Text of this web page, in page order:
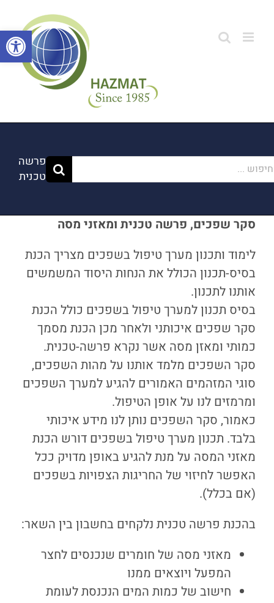
פתח
פרשה
טכנית
סקר שפכים, פרשה טכנית ומאזני מסה
לימוד ותכנון מערך טיפול בשפכים מצריך הכנת
בסיס-תכנון הכולל את הנחות היסוד המשמשים
אותנו לתכנון.
בסיס תכנון למערך טיפול בשפכים כולל הכנת
סקר שפכים איכותני ולאחר מכן הכנת מסמך
כמותי ומאזן מסה אשר נקרא פרשה-טכנית.
סקר השפכים מלמד אותנו על מהות השפכים,
סוגי המזהמים האמורים להגיע למערך השפכים
ומרמזים לנו על אופן הטיפול.
כאמור, סקר השפכים נותן לנו מידע איכותי
בלבד. תכנון מערך טיפול בשפכים דורש הכנת
מאזני המסה על מנת להגיע באופן מדויק ככל
האפשר לחיזוי של החריגות הצפויות בשפכים
(אם בכלל).
בהכנת פרשה טכנית נלקחים בחשבון בין השאר:
מאזני מסה של חומרים שנכנסים לחצר
המפעל ויוצאים ממנו
חישוב של כמות המים הנכנסת לעומת